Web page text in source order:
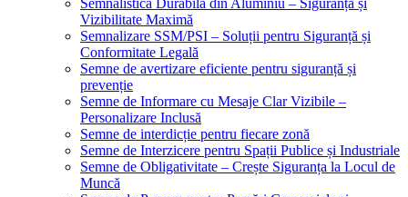
Semnalistică Durabilă din Aluminiu – Siguranță și
Vizibilitate Maximă
Semnalizare SSM/PSI – Soluții pentru Siguranță și
Conformitate Legală
Semne de avertizare eficiente pentru siguranță și
prevenție
Semne de Informare cu Mesaje Clar Vizibile –
Personalizare Inclusă
Semne de interdicție pentru fiecare zonă
Semne de Interzicere pentru Spații Publice și Industriale
Semne de Obligativitate – Crește Siguranța la Locul de
Muncă